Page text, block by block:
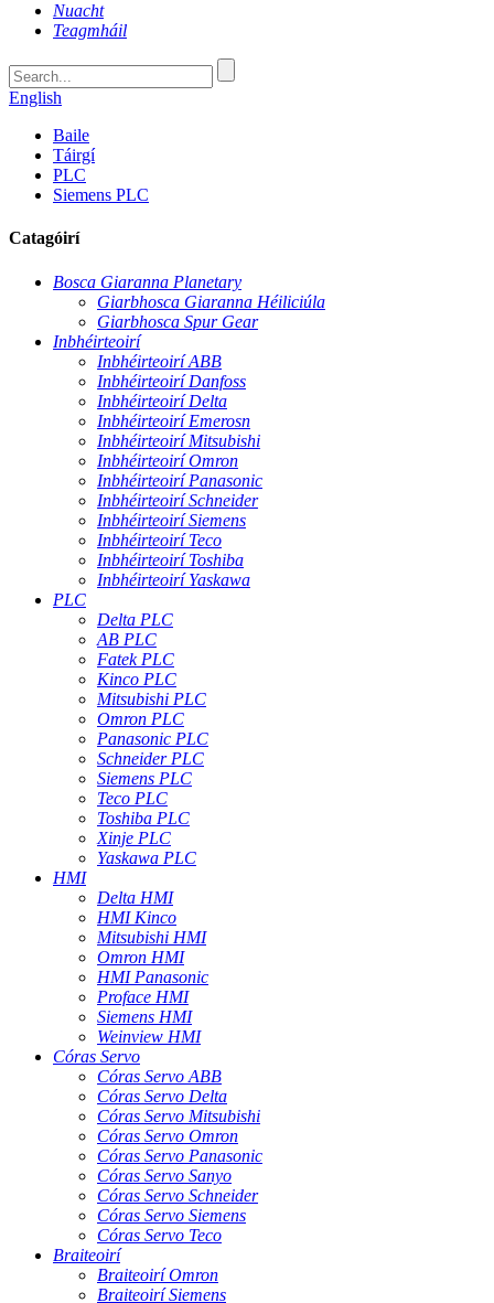
Nuacht
Teagmháil
English
Baile
Táirgí
PLC
Siemens PLC
Catagóirí
Bosca Giaranna Planetary
Giarbhosca Giaranna Héiliciúla
Giarbhosca Spur Gear
Inbhéirteoirí
Inbhéirteoirí ABB
Inbhéirteoirí Danfoss
Inbhéirteoirí Delta
Inbhéirteoirí Emerosn
Inbhéirteoirí Mitsubishi
Inbhéirteoirí Omron
Inbhéirteoirí Panasonic
Inbhéirteoirí Schneider
Inbhéirteoirí Siemens
Inbhéirteoirí Teco
Inbhéirteoirí Toshiba
Inbhéirteoirí Yaskawa
PLC
Delta PLC
AB PLC
Fatek PLC
Kinco PLC
Mitsubishi PLC
Omron PLC
Panasonic PLC
Schneider PLC
Siemens PLC
Teco PLC
Toshiba PLC
Xinje PLC
Yaskawa PLC
HMI
Delta HMI
HMI Kinco
Mitsubishi HMI
Omron HMI
HMI Panasonic
Proface HMI
Siemens HMI
Weinview HMI
Córas Servo
Córas Servo ABB
Córas Servo Delta
Córas Servo Mitsubishi
Córas Servo Omron
Córas Servo Panasonic
Córas Servo Sanyo
Córas Servo Schneider
Córas Servo Siemens
Córas Servo Teco
Braiteoirí
Braiteoirí Omron
Braiteoirí Siemens